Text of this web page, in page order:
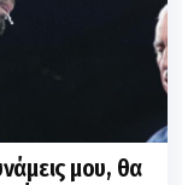
μου, θα